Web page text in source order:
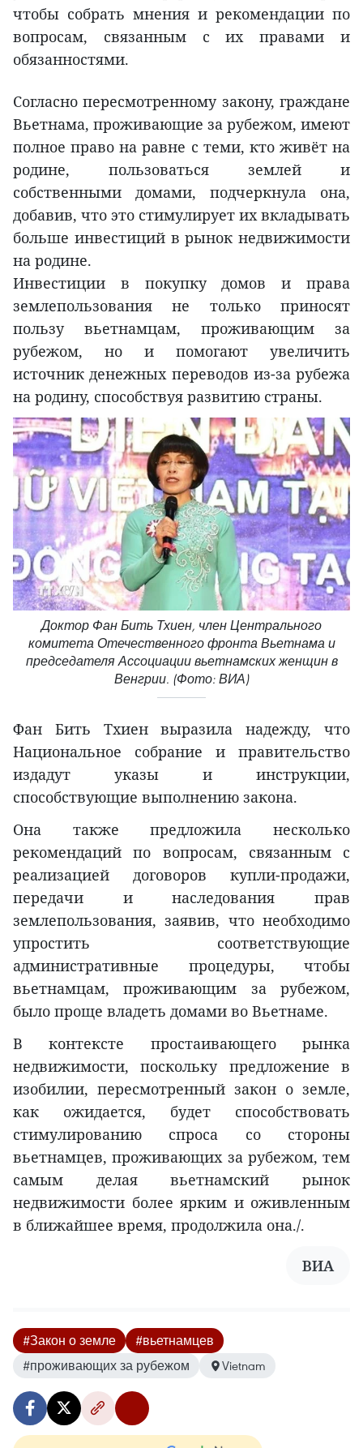
чтобы собрать мнения и рекомендации по
вопросам, связанным с их правами и
обязанностями.
Согласно пересмотренному закону, граждане
Вьетнама, проживающие за рубежом, имеют
полное право на равне с теми, кто живёт на
родине, пользоваться землей и
собственными домами, подчеркнула она,
добавив, что это стимулирует их вкладывать
больше инвестиций в рынок недвижимости
на родине.
Инвестиции в покупку домов и права
землепользования не только приносят
пользу вьетнамцам, проживающим за
рубежом, но и помогают увеличить
источник денежных переводов из-за рубежа
на родину, способствуя развитию страны.
Доктор Фан Бить Тхиен, член Центрального
комитета Отечественного фронта Вьетнама и
председателя Ассоциации вьетнамских женщин в
Венгрии. (Фото: ВИА)
Фан Бить Тхиен выразила надежду, что
Национальное собрание и правительство
издадут указы и инструкции,
способствующие выполнению закона.
Она также предложила несколько
рекомендаций по вопросам, связанным с
реализацией договоров купли-продажи,
передачи и наследования прав
землепользования, заявив, что необходимо
упростить соответствующие
административные процедуры, чтобы
вьетнамцам, проживающим за рубежом,
было проще владеть домами во Вьетнаме.
В контексте простаивающего рынка
недвижимости, поскольку предложение в
изобилии, пересмотренный закон о земле,
как ожидается, будет способствовать
стимулированию спроса со стороны
вьетнамцев, проживающих за рубежом, тем
самым делая вьетнамский рынок
недвижимости более ярким и оживленным
в ближайшее время, продолжила она./.
ВИА
#Закон о земле
#вьетнамцев
#проживающих за рубежом
Vietnam